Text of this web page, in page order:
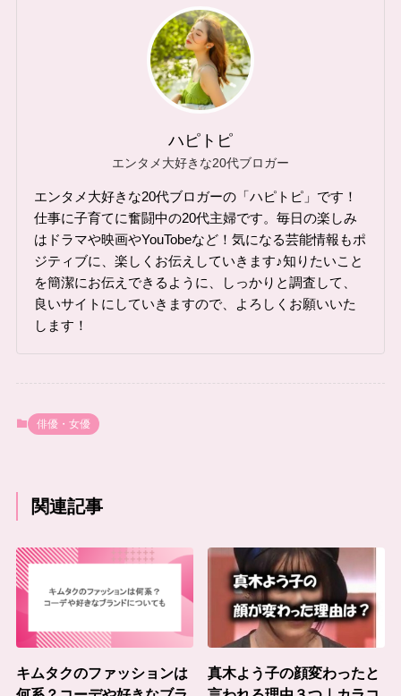
ハピトピ
エンタメ大好きな20代ブロガー
エンタメ大好きな20代ブロガーの「ハピトピ」です！
仕事に子育てに奮闘中の20代主婦です。毎日の楽しみ
はドラマや映画やYouTobeなど！気になる芸能情報もポ
ジティブに、楽しくお伝えしていきます♪知りたいこと
を簡潔にお伝えできるように、しっかりと調査して、
良いサイトにしていきますので、よろしくお願いいた
します！
俳優・女優
関連記事
キムタクのファッションは
真木よう子の顔変わったと